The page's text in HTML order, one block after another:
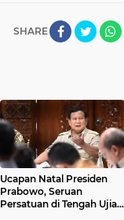
SHARE
Ucapan Natal Presiden
Prabowo, Seruan
Persatuan di Tengah Ujian